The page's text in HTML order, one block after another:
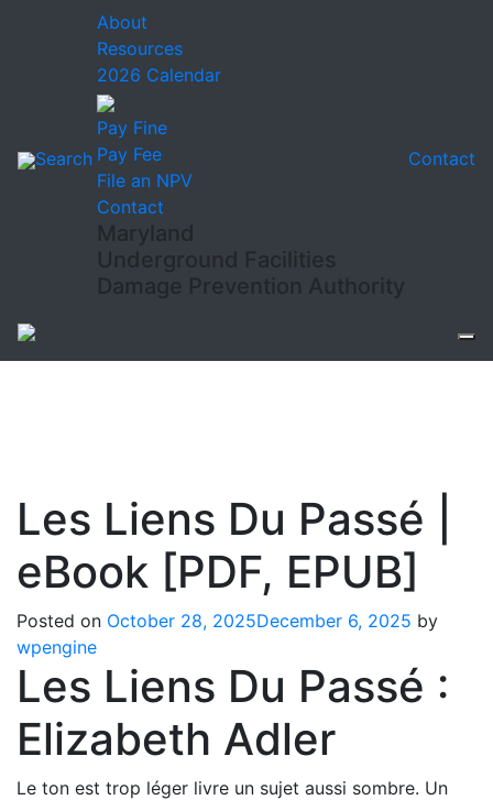
Search
About
Resources
2026 Calendar
Pay Fine
Pay Fee
File an NPV
Contact
Maryland
Underground Facilities
Damage Prevention Authority
Contact
Les Liens Du Passé |
eBook [PDF, EPUB]
Posted on October 28, 2025December 6, 2025 by
wpengine
Les Liens Du Passé :
Elizabeth Adler
Le ton est trop léger livre un sujet aussi sombre. Un